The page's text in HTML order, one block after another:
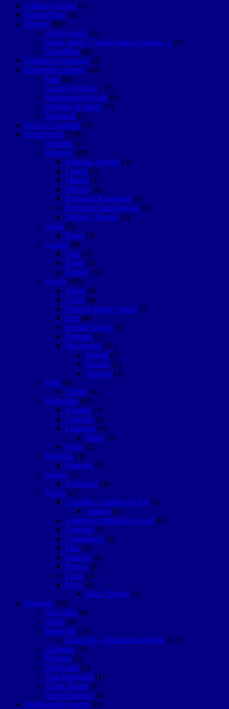
Călători-scriitori (3)
Despre Mine (1)
Diverse (69)
Aici aș vrea ! (2)
Statui, statui, E plină lumea de statui…. (9)
SuperBlog (8)
Gânduri pe tastatură (2)
Informatii si sfaturi (42)
Bani (4)
Cazari verificate (17)
Gastronomie locala (6)
Pregătiri de drum. (7)
Transport (7)
Istorii si Legende (7)
Restul lumii (138)
Andorra (1)
Bulgaria (20)
Bulgaria, diverse (3)
Litoral (5)
Melnik (1)
Plovdiv (2)
Regiunea Kiustendil (1)
Regiunea Stara Zagora (1)
Vekiko Târnovo (3)
Cehia (5)
Praga (3)
Croatia (9)
Split (3)
Zadar (2)
Zagreb (3)
Grecia (38)
Atena (4)
Corfu (4)
Diverse despre Grecia (7)
Epir (4)
Insulele Ionice (5)
Kastoria (1)
Macedonia (11)
Kavala (1)
Salonic (2)
Thassos (3)
Italia (6)
Trieste (4)
Portugalia (22)
Algarve (3)
Coimbra (3)
Lisabona (9)
Sintra (2)
Porto (3)
Slovenia (3)
Postojna (3)
Spania (7)
Andalusia (4)
Turcia (27)
Anatolia / Anadolu de Est (5)
Ankara (1)
Anatolia centrală și de nord (6)
Antiohia (3)
Cappadocia (1)
Efes (2)
Istanbul (4)
Konya (2)
Lycia (2)
Myra (2)
Mira / Demre (1)
Romania (29)
Alba Iulia (4)
Argeș (2)
București (13)
București, să luminăm umbrele (12)
Câmpina (1)
Prahova (2)
Sighişoara (2)
Țara Hațegului (1)
Târgu Neamţ (1)
Valea Prahovei (2)
Sănătatea în vacanțe (6)